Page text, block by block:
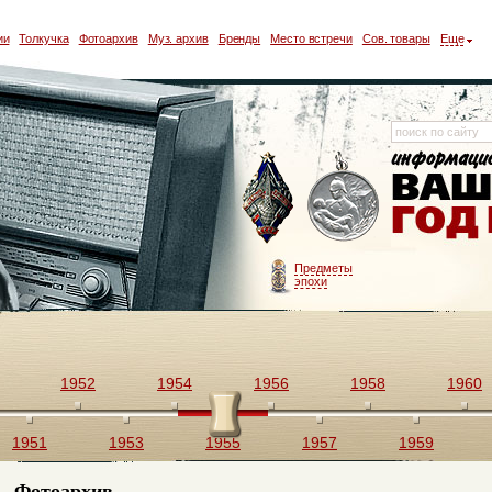
Толкучка Фотоархив Муз. архив Бренды Место встречи Сов. товары Еще
Предметы
эпохи
1951
1952
1953
1954
1955
1956
1957
1958
1959
1960